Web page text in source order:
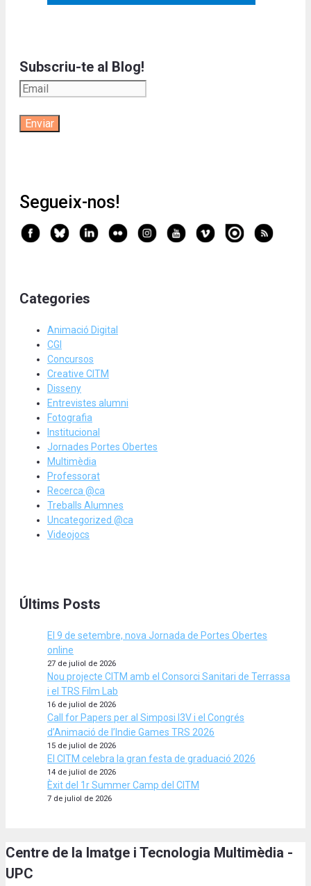
Subscriu-te al Blog!
Segueix-nos!
Categories
Animació Digital
CGI
Concursos
Creative CITM
Disseny
Entrevistes alumni
Fotografia
Institucional
Jornades Portes Obertes
Multimèdia
Professorat
Recerca @ca
Treballs Alumnes
Uncategorized @ca
Videojocs
Últims Posts
El 9 de setembre, nova Jornada de Portes Obertes
online
27 de juliol de 2026
Nou projecte CITM amb el Consorci Sanitari de Terrassa
i el TRS Film Lab
16 de juliol de 2026
Call for Papers per al Simposi I3V i el Congrés
d’Animació de l’Indie Games TRS 2026
15 de juliol de 2026
El CITM celebra la gran festa de graduació 2026
14 de juliol de 2026
Èxit del 1r Summer Camp del CITM
7 de juliol de 2026
Centre de la Imatge i Tecnologia Multimèdia -
UPC